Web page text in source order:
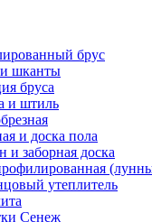
брус
шканты
бруса
и штиль
и доска пола
и заборная доска
утеплитель
Сенеж